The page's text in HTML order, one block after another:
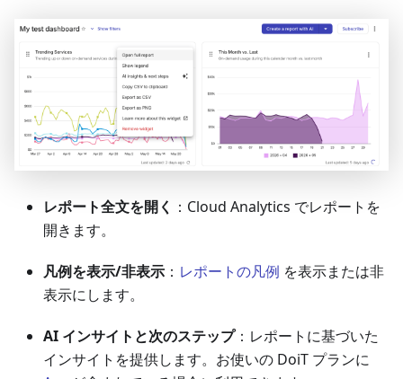
レポート全文を開く ：Cloud Analytics でレポートを
開きます。
凡例を表示/非表示 ： レポートの凡例 を表示または非
表示にします。
AI インサイトと次のステップ：レポートに基づいた
インサイトを提供します。お使いの DoiT プランに